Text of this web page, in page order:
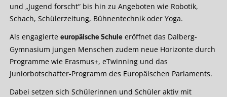
und „Jugend forscht“ bis hin zu Angeboten wie Robotik,
Schach, Schülerzeitung, Bühnentechnik oder Yoga.
Als engagierte europäische Schuleeröffnet das Dalberg-
Gymnasium jungen Menschen zudem neue Horizonte durch
Programme wie Erasmus+, eTwinning und das
Juniorbotschafter-Programm des Europäischen Parlaments.
Dabei setzen sich Schülerinnen und Schüler aktiv mit